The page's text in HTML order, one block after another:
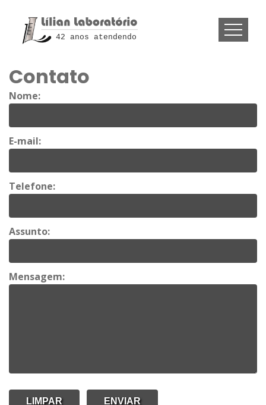
42 anos atendendo
Contato
Nome:
E-mail:
Telefone:
Assunto:
Mensagem: